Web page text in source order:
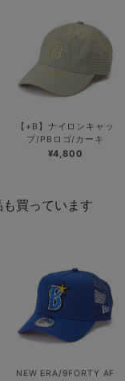
【+B】ナイロンキャッ
プ/PBロゴ/カーキ
¥4,800
買っています
NEW ERA/9FORTY AF